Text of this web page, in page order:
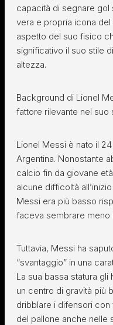
capacità di segnare gol
vera e propria icona del
aspetto del suo fisico
significativo il suo stile
altezza.
Background di Lionel
fattore rilevante nel suo
Lionel Messi è nato il
Argentina. Nonostante
calcio fin da giovane
alcune difficoltà
Messi era più basso
faceva sembrare meno
Tuttavia, Messi ha
“svantaggio” in una
La sua bassa statura
un centro di gravità più
dribblare i difensori
del pallone anche nelle